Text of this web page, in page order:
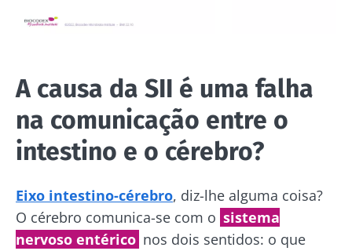
A causa da SII é uma falha
na comunicação entre o
intestino e o cérebro?
Eixo intestino-cérebro, diz-lhe alguma coisa?
O cérebro comunica-se com o sistema
nervoso entérico nos dois sentidos: o que